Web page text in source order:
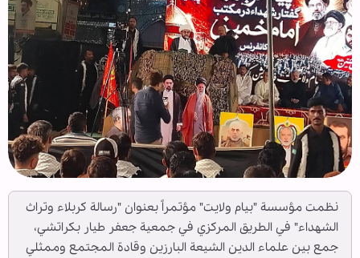
نظمت مؤسسة "بيام ولايت" مؤتمراً بعنوان "رسالة كربلاء وتراث
الشهداء" في الطريق المركزي في جمعية جعفر طيار بكراتشي،
جمع بين علماء الدين الشيعة البارزين وقادة المجتمع وممثلي